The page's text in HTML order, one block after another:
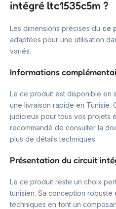
intégré ltc1535c5m ?
Les dimensions précises du ce
adaptées pour une utilisation
variés.
Informations
Le ce produit est disponible en
une livraison rapide en Tunisie.
judicieux pour tous vos projets
recommandé de consulter la
plus de détails techniques.
Présentation du circuit
Le ce produit reste un choix
tunisien. Sa conception robuste
techniques en font un